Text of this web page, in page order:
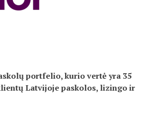
portfelio, kurio vertė yra 35
Latvijoje paskolos, lizingo ir